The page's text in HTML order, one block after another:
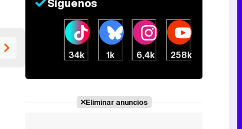
34k 1k 6,4k 258k
Eliminar anuncios